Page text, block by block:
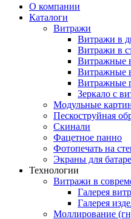
О компании
Каталоги
Витражи
Витражи в
Витражи в
Витражные
Витражные
Витражные
Зеркало с
Модульные
Пескоструйная
Скинали
Фацетное панно
Фотопечать на
Экраны для
Технологии
Витражи в
Галерея
Галерея
Моллирование